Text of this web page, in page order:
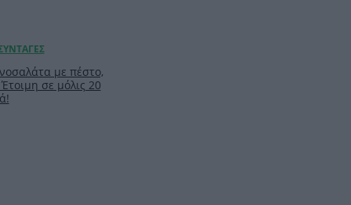
με πέστο,
σε μόλις 20